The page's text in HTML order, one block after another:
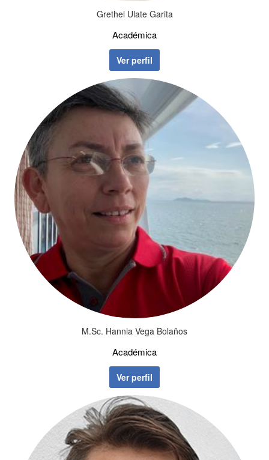
Grethel Ulate Garita
Académica
Ver perfil
M.Sc. Hannia Vega Bolaños
Académica
Ver perfil